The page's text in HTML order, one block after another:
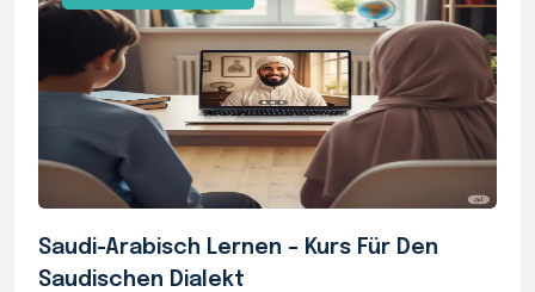
Saudi-Arabisch Lernen – Kurs Für Den
Saudischen Dialekt